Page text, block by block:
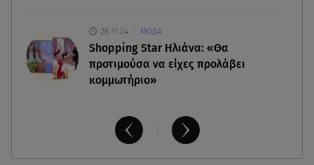
26.11.24 ΜΟΔΑ
Shopping Star Ηλιάνα: «Θα
προτιμούσα να είχες προλάβει
κομμωτήριο»